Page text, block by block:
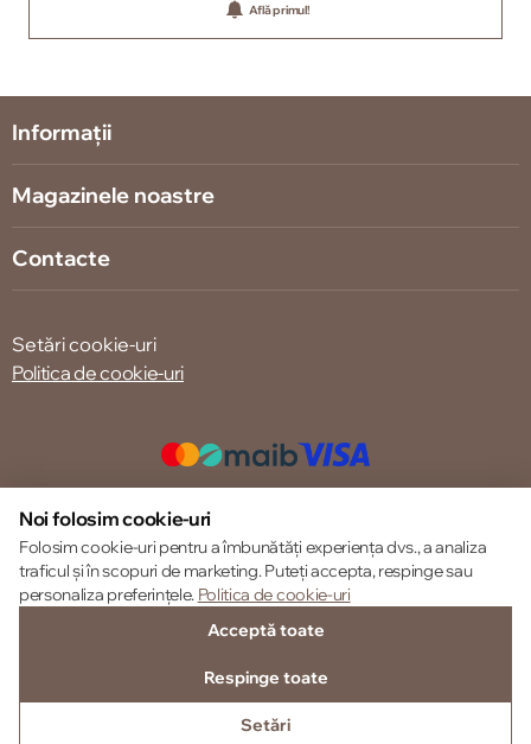
Află primul!
Informații
Magazinele noastre
Contacte
Setări cookie-uri
Politica de cookie-uri
© 2013 – 2026 ECOM
Noi folosim cookie-uri
Folosim cookie-uri pentru a îmbunătăți experiența dvs., a analiza
traficul și în scopuri de marketing. Puteți accepta, respinge sau
personaliza preferințele. Politica de cookie-uri
Acceptă toate
Respinge toate
Setări